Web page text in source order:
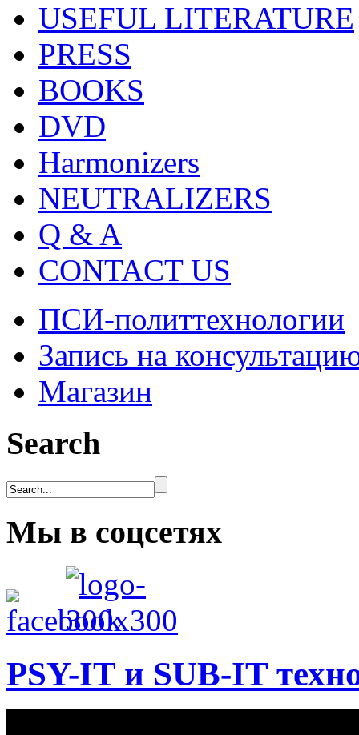
USEFUL LITERATURE
PRESS
BOOKS
DVD
Harmonizers
NEUTRALIZERS
Q & A
CONTACT US
ПСИ-политтехнологии
Запись на
Магазин
Search
Мы в соцсетях
PSY-IT и SUB-IT